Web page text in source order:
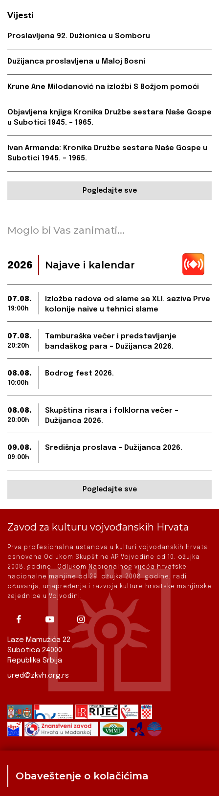
Vijesti
Proslavljena 92. Dužionica u Somboru
Dužijanca proslavljena u Maloj Bosni
Krune Ane Milodanović na izložbi S Božjom pomoći
Objavljena knjiga Kronika Družbe sestara Naše Gospe
u Subotici 1945. – 1965.
Ivan Armanda: Kronika Družbe sestara Naše Gospe u
Subotici 1945. – 1965.
Pogledajte sve
Moglo bi Vas zanimati...
2026 Najave i kalendar
07.08.
19:00h
Izložba radova od slame sa XLI. saziva Prve
kolonije naive u tehnici slame
07.08.
20:20h
Tamburaška večer i predstavljanje
bandaškog para – Dužijanca 2026.
08.08.
10:00h
Bodrog fest 2026.
08.08.
20:00h
Skupština risara i folklorna večer –
Dužijanca 2026.
09.08.
09:00h
Središnja proslava – Dužijanca 2026.
Pogledajte sve
Zavod za kulturu vojvođanskih Hrvata
Prva profesionalna ustanova u kulturi vojvođanskih Hrvata
osnovana Odlukom Skupštine AP Vojvodine od 10. ožujka
2008. godine i Odlukom Nacionalnog vijeća hrvatske
nacionalne manjine od 29. ožujka 2008. godine, radi
očuvanja, unapređenja i razvoja kulture hrvatske manjinske
zajednice u Vojvodini.
Laze Mamužića 22
Subotica 24000
Republika Srbija
ured@zkvh.org.rs
Obaveštenje o kolačićima